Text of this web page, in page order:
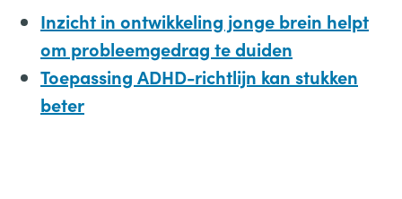
Inzicht in ontwikkeling jonge brein helpt
om probleemgedrag te duiden
Toepassing ADHD-richtlijn kan stukken
beter